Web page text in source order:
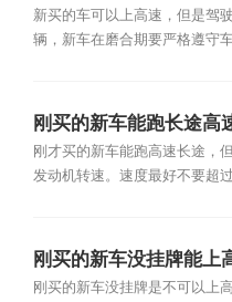
新买的车可以上高速，但是驾
辆，新车在磨合期要严格遵守
刚买的新车能跑长途高
刚才买的新车能跑高速长途，
发动机转速。速度最好不要超过
刚买的新车没挂牌能上
刚买的新车没挂牌是不可以上